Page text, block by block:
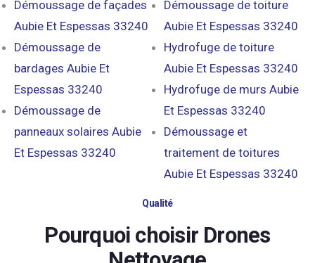
Démoussage de façades
Aubie Et Espessas 33240
Démoussage de
bardages Aubie Et
Espessas 33240
Démoussage de
panneaux solaires Aubie
Et Espessas 33240
Démoussage de toiture
Aubie Et Espessas 33240
Hydrofuge de toiture
Aubie Et Espessas 33240
Hydrofuge de murs Aubie
Et Espessas 33240
Démoussage et
traitement de toitures
Aubie Et Espessas 33240
Qualité
Pourquoi choisir Drones